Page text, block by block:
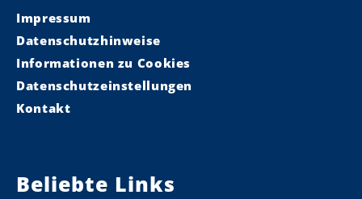
Impressum
Datenschutzhinweise
Informationen zu Cookies
Datenschutzeinstellungen
Kontakt
Beliebte Links